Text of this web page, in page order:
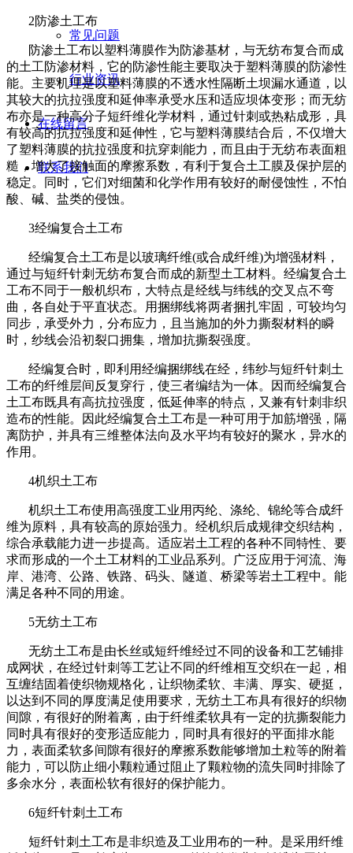
常见问题
行业资讯
在线留言
联系我们
2防渗土工布
防渗土工布以塑料薄膜作为防渗基材，与无纺布复合而成
的土工防渗材料，它的防渗性能主要取决于塑料薄膜的防渗性
能。主要机理是以塑料薄膜的不透水性隔断土坝漏水通道，以
其较大的抗拉强度和延伸率承受水压和适应坝体变形；而无纺
布亦是一种高分子短纤维化学材料，通过针刺或热粘成形，具
有较高的抗拉强度和延伸性，它与塑料薄膜结合后，不仅增大
了塑料薄膜的抗拉强度和抗穿刺能力，而且由于无纺布表面粗
糙，增大了接触面的摩擦系数，有利于复合土工膜及保护层的
稳定。同时，它们对细菌和化学作用有较好的耐侵蚀性，不怕
酸、碱、盐类的侵蚀。
3经编复合土工布
经编复合土工布是以玻璃纤维(或合成纤维)为增强材料，
通过与短纤针刺无纺布复合而成的新型土工材料。经编复合土
工布不同于一般机织布，大特点是经线与纬线的交叉点不弯
曲，各自处于平直状态。用捆绑线将两者捆扎牢固，可较均匀
同步，承受外力，分布应力，且当施加的外力撕裂材料的瞬
时，纱线会沿初裂口拥集，增加抗撕裂强度。
经编复合时，即利用经编捆绑线在经，纬纱与短纤针刺土
工布的纤维层间反复穿行，使三者编结为一体。因而经编复合
土工布既具有高抗拉强度，低延伸率的特点，又兼有针刺非织
造布的性能。因此经编复合土工布是一种可用于加筋增强，隔
离防护，并具有三维整体法向及水平均有较好的聚水，异水的
作用。
4机织土工布
机织土工布使用高强度工业用丙纶、涤纶、锦纶等合成纤
维为原料，具有较高的原始强力。经机织后成规律交织结构，
综合承载能力进一步提高。适应岩土工程的各种不同特性、要
求而形成的一个土工材料的工业品系列。广泛应用于河流、海
岸、港湾、公路、铁路、码头、隧道、桥梁等岩土工程中。能
满足各种不同的用途。
5无纺土工布
无纺土工布是由长丝或短纤维经过不同的设备和工艺铺排
成网状，在经过针刺等工艺让不同的纤维相互交织在一起，相
互缠结固着使织物规格化，让织物柔软、丰满、厚实、硬挺，
以达到不同的厚度满足使用要求，无纺土工布具有很好的织物
间隙，有很好的附着离，由于纤维柔软具有一定的抗撕裂能力
同时具有很好的变形适应能力，同时具有很好的平面排水能
力，表面柔软多间隙有很好的摩擦系数能够增加土粒等的附着
能力，可以防止细小颗粒通过阻止了颗粒物的流失同时排除了
多余水分，表面松软有很好的保护能力。
6短纤针刺土工布
短纤针刺土工布是非织造及工业用布的一种。是采用纤维